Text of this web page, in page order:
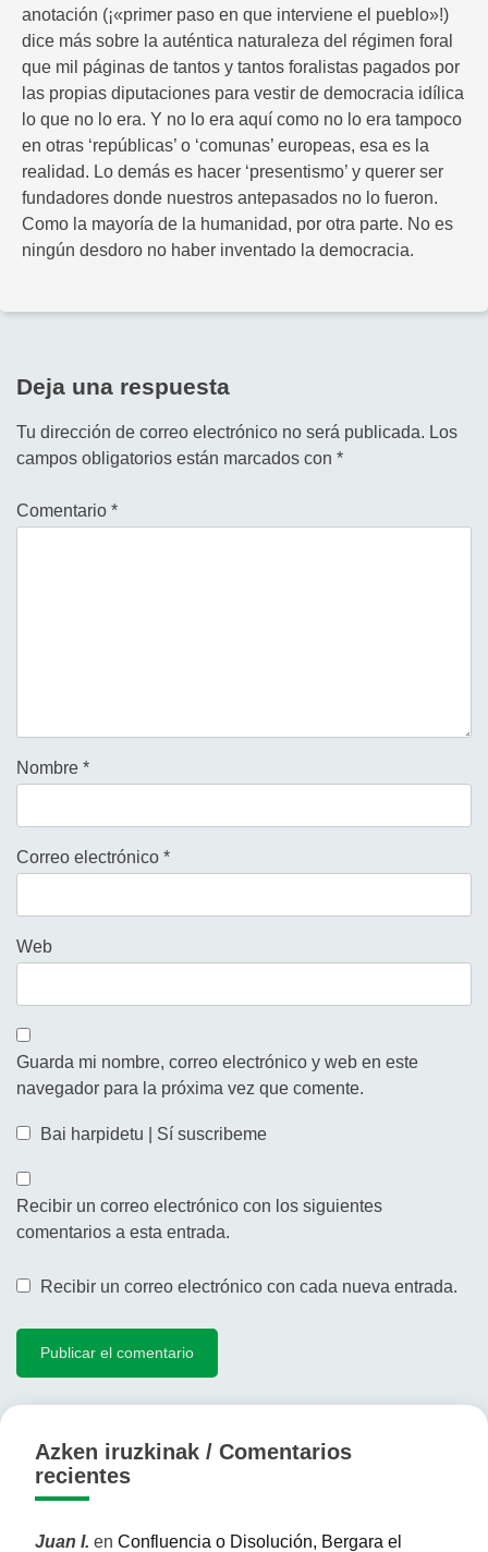
anotación (¡«primer paso en que interviene el pueblo»!)
dice más sobre la auténtica naturaleza del régimen foral
que mil páginas de tantos y tantos foralistas pagados por
las propias diputaciones para vestir de democracia idílica
lo que no lo era. Y no lo era aquí como no lo era tampoco
en otras ‘repúblicas’ o ‘comunas’ europeas, esa es la
realidad. Lo demás es hacer ‘presentismo’ y querer ser
fundadores donde nuestros antepasados no lo fueron.
Como la mayoría de la humanidad, por otra parte. No es
ningún desdoro no haber inventado la democracia.
Deja una respuesta
Tu dirección de correo electrónico no será publicada. Los
campos obligatorios están marcados con *
Comentario *
Nombre *
Correo electrónico *
Web
Guarda mi nombre, correo electrónico y web en este
navegador para la próxima vez que comente.
Bai harpidetu | Sí suscribeme
Recibir un correo electrónico con los siguientes
comentarios a esta entrada.
Recibir un correo electrónico con cada nueva entrada.
Azken iruzkinak / Comentarios
recientes
Juan I. en Confluencia o Disolución, Bergara el